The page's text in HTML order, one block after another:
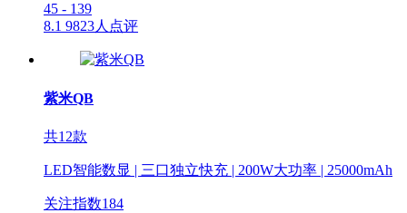
45 - 139
8.1 9823人点评
紫米QB
共12款
LED智能数显 | 三口独立快充 | 200W大功率 | 25000mAh
关注指数184